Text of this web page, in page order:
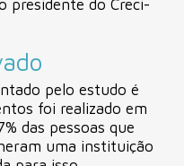
presidente do Creci-
pelo estudo é
foi realizado em
das pessoas que
uma instituição